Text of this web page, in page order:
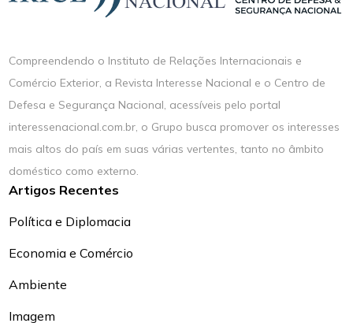
Compreendendo o Instituto de Relações Internacionais e
Comércio Exterior, a Revista Interesse Nacional e o Centro de
Defesa e Segurança Nacional, acessíveis pelo portal
interessenacional.com.br, o Grupo busca promover os interesses
mais altos do país em suas várias vertentes, tanto no âmbito
doméstico como externo.
Artigos Recentes
Política e Diplomacia
Economia e Comércio
Ambiente
Imagem